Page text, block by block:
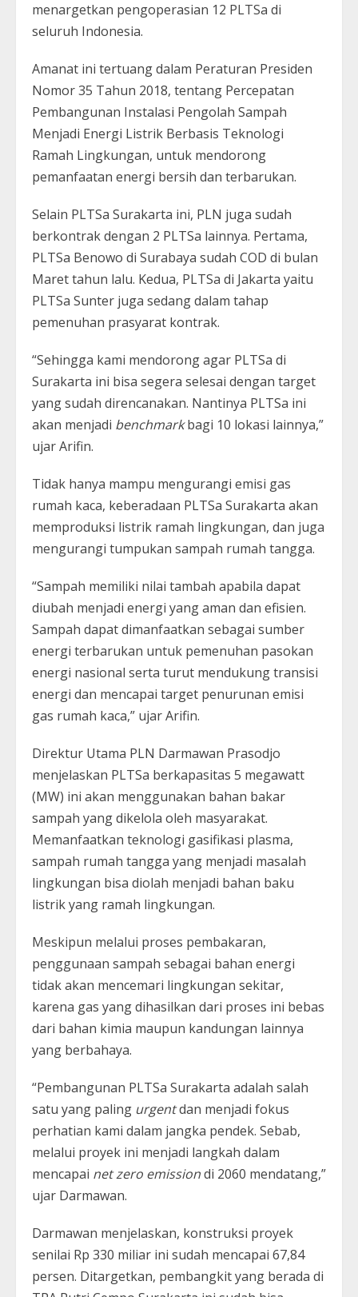
menargetkan pengoperasian 12 PLTSa di
seluruh Indonesia.
Amanat ini tertuang dalam Peraturan Presiden
Nomor 35 Tahun 2018, tentang Percepatan
Pembangunan Instalasi Pengolah Sampah
Menjadi Energi Listrik Berbasis Teknologi
Ramah Lingkungan, untuk mendorong
pemanfaatan energi bersih dan terbarukan.
Selain PLTSa Surakarta ini, PLN juga sudah
berkontrak dengan 2 PLTSa lainnya. Pertama,
PLTSa Benowo di Surabaya sudah COD di bulan
Maret tahun lalu. Kedua, PLTSa di Jakarta yaitu
PLTSa Sunter juga sedang dalam tahap
pemenuhan prasyarat kontrak.
“Sehingga kami mendorong agar PLTSa di
Surakarta ini bisa segera selesai dengan target
yang sudah direncanakan. Nantinya PLTSa ini
akan menjadi benchmarkbagi 10 lokasi lainnya,”
ujar Arifin.
Tidak hanya mampu mengurangi emisi gas
rumah kaca, keberadaan PLTSa Surakarta akan
memproduksi listrik ramah lingkungan, dan juga
mengurangi tumpukan sampah rumah tangga.
“Sampah memiliki nilai tambah apabila dapat
diubah menjadi energi yang aman dan efisien.
Sampah dapat dimanfaatkan sebagai sumber
energi terbarukan untuk pemenuhan pasokan
energi nasional serta turut mendukung transisi
energi dan mencapai target penurunan emisi
gas rumah kaca,” ujar Arifin.
Direktur Utama PLN Darmawan Prasodjo
menjelaskan PLTSa berkapasitas 5 megawatt
(MW) ini akan menggunakan bahan bakar
sampah yang dikelola oleh masyarakat.
Memanfaatkan teknologi gasifikasi plasma,
sampah rumah tangga yang menjadi masalah
lingkungan bisa diolah menjadi bahan baku
listrik yang ramah lingkungan.
Meskipun melalui proses pembakaran,
penggunaan sampah sebagai bahan energi
tidak akan mencemari lingkungan sekitar,
karena gas yang dihasilkan dari proses ini bebas
dari bahan kimia maupun kandungan lainnya
yang berbahaya.
“Pembangunan PLTSa Surakarta adalah salah
satu yang paling urgentdan menjadi fokus
perhatian kami dalam jangka pendek. Sebab,
melalui proyek ini menjadi langkah dalam
mencapai net zero emissiondi 2060 mendatang,”
ujar Darmawan.
Darmawan menjelaskan, konstruksi proyek
senilai Rp 330 miliar ini sudah mencapai 67,84
persen. Ditargetkan, pembangkit yang berada di